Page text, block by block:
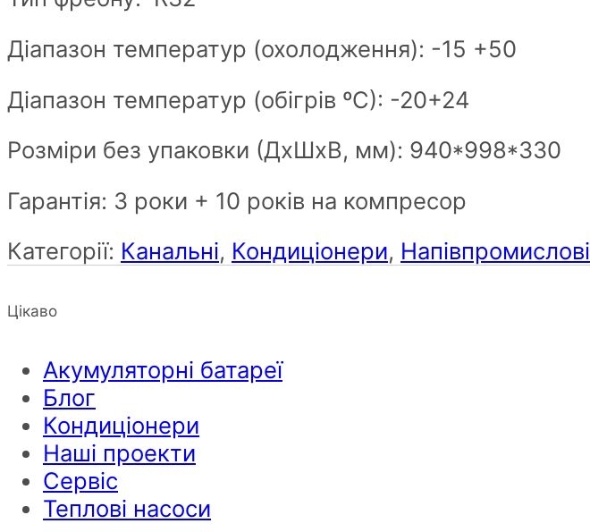
Діапазон температур (охолодження): -15 +50
Діапазон температур (обігрів ºС): -20+24
Розміри без упаковки (ДxШxВ, мм): 940*998*330
Гарантія: 3 роки + 10 років на компресор
Категорії: Канальні, Кондиціонери, Напівпромислові
Цікаво
Акумуляторні батареї
Блог
Кондиціонери
Наші проекти
Сервіс
Теплові насоси